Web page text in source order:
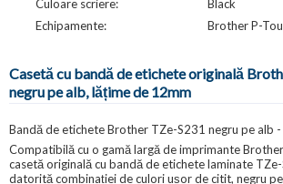
Culoare scriere:
Black
Echipamente:
Brother P-
Casetă cu bandă de etichete originală
negru pe alb, lățime de 12mm
Bandă de etichete Brother TZe-S231 negru pe alb
Compatibilă cu o gamă largă de imprimante
casetă originală cu bandă de etichete laminate
datorită combinației de culori ușor de citit, negru